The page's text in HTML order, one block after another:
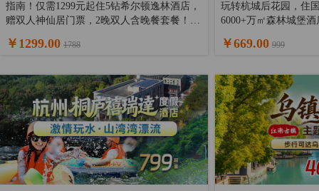
指南！仅需1299元起住5钻希尔顿逸林酒店，
赠双人神仙居门票，2晚双人含晚餐套餐！深
￥1299.00 1788
玩转杭城后花园，住
6000+万㎡森林城堡
仙侠小镇）~“漫步云
￥669.00 999